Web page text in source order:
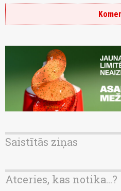
Saistītās ziņas
Atceries, kas notika...?